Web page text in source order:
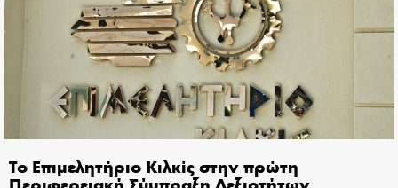
Το Επιμελητήριο Κιλκίς στην πρώτη
Περιφερειακή Σύμπραξη Δεξιοτήτων